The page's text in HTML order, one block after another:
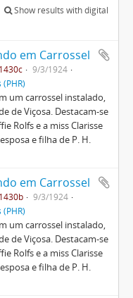
Show results with digital
em Carrossel
9/3/1924
um carrossel instalado,
de Viçosa. Destacam-se
Rolfs e a miss Clarisse
e filha de P. H.
em Carrossel
9/3/1924
um carrossel instalado,
de Viçosa. Destacam-se
Rolfs e a miss Clarisse
e filha de P. H.